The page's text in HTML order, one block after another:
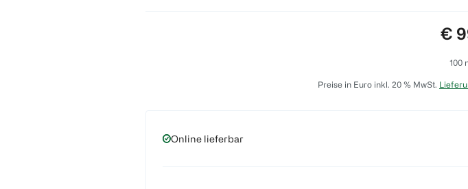
€
100
Preise in Euro inkl. 20 % MwSt.
Online lieferbar